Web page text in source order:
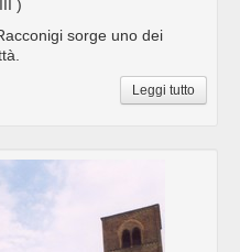
)
sorge uno dei
Leggi tutto